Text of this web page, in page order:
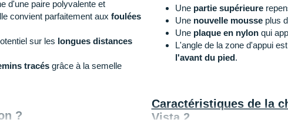
d'une paire polyvalente et
convient parfaitement aux foulées
sur les longues distances
tracés grâce à la semelle
?
Une partie supérieure
Une nouvelle mousseplus
Une plaque en nylonqui
L'angle de la zone d'appui
l'avant du pied.
Caractéristiques de la
Vista 2